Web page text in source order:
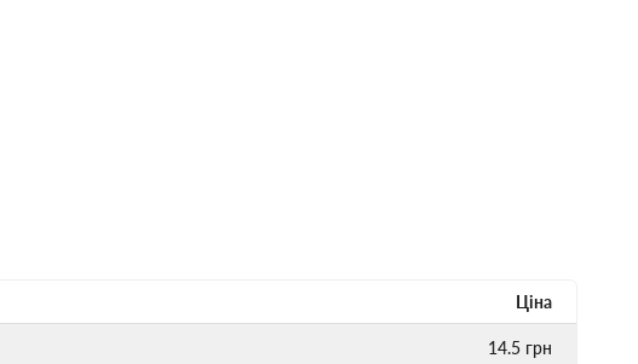
Ціна
14.5 грн